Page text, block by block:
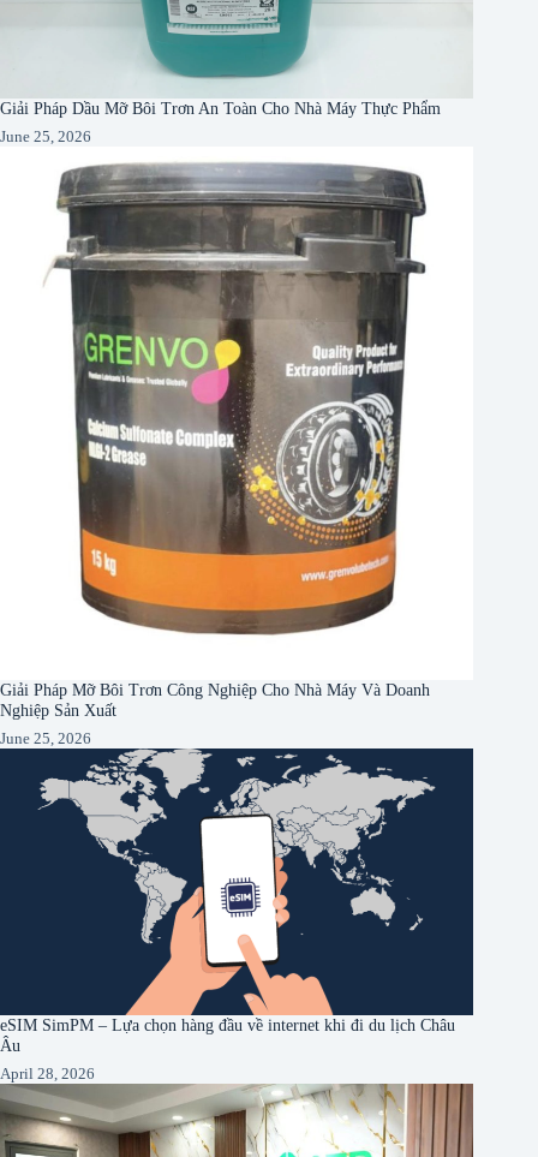
Giải Pháp Dầu Mỡ Bôi Trơn An Toàn Cho Nhà Máy Thực Phẩm
June 25, 2026
Giải Pháp Mỡ Bôi Trơn Công Nghiệp Cho Nhà Máy Và Doanh
Nghiệp Sản Xuất
June 25, 2026
eSIM SimPM – Lựa chọn hàng đầu về internet khi đi du lịch Châu
Âu
April 28, 2026